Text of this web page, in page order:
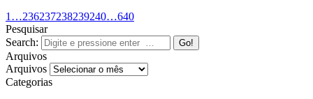
1 …236237238239240…640
Pesquisar
Search:
Arquivos
Arquivos
Categorias